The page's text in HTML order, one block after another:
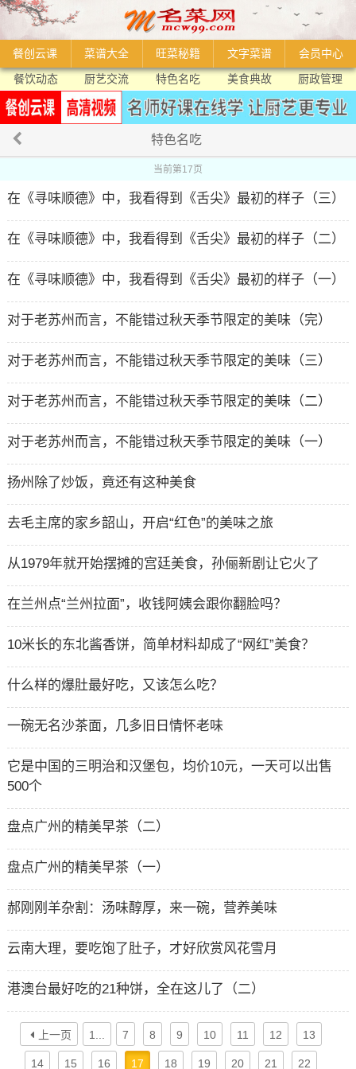
餐创云课 菜谱大全 旺菜秘籍 文字菜谱
会员中心
餐饮动态
厨艺交流 特色名吃 美食典故 厨政管理
特色名吃
当前第17页
在《寻味顺德》中，我看得到《舌尖》最初的样子（三）
在《寻味顺德》中，我看得到《舌尖》最初的样子（二）
在《寻味顺德》中，我看得到《舌尖》最初的样子（一）
对于老苏州而言，不能错过秋天季节限定的美味（完）
对于老苏州而言，不能错过秋天季节限定的美味（三）
对于老苏州而言，不能错过秋天季节限定的美味（二）
对于老苏州而言，不能错过秋天季节限定的美味（一）
扬州除了炒饭，竟还有这种美食
去毛主席的家乡韶山，开启“红色”的美味之旅
从1979年就开始摆摊的宫廷美食，孙俪新剧让它火了
在兰州点“兰州拉面”，收钱阿姨会跟你翻脸吗？
10米长的东北酱香饼，简单材料却成了“网红”美食？
什么样的爆肚最好吃，又该怎么吃？
一碗无名沙茶面，几多旧日情怀老味
它是中国的三明治和汉堡包，均价10元，一天可以出售
500个
盘点广州的精美早茶（二）
盘点广州的精美早茶（一）
郝刚刚羊杂割：汤味醇厚，来一碗，营养美味
云南大理，要吃饱了肚子，才好欣赏风花雪月
港澳台最好吃的21种饼，全在这儿了（二）
上一页 1... 7 8 9 10 11 12 13
14 15 16 17 18 19 20 21 22